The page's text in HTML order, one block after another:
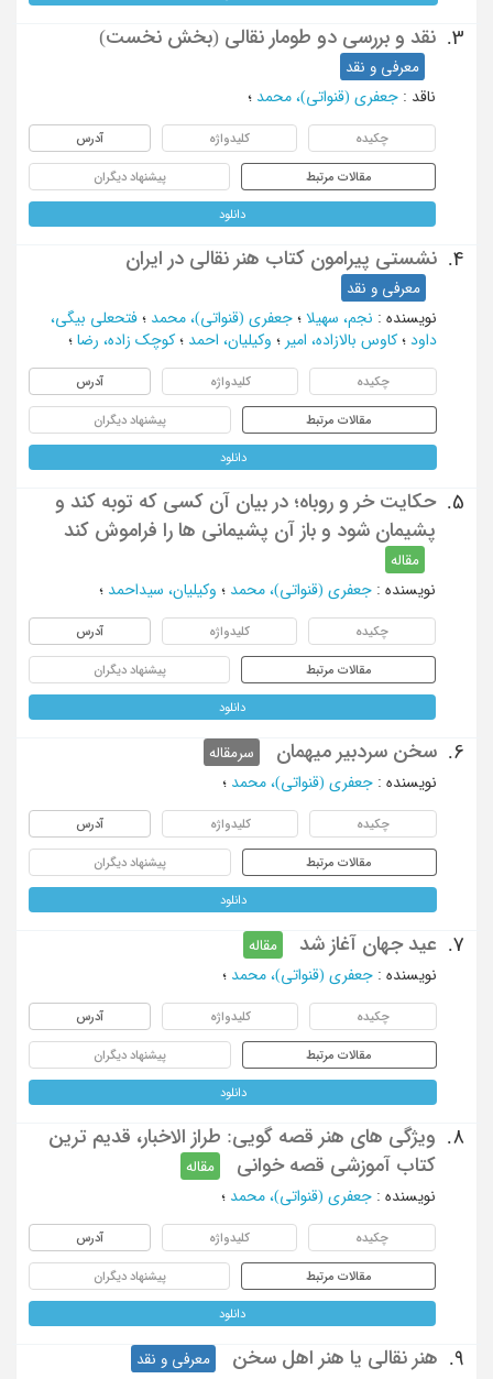
3. نقد و بررسی دو طومار نقالی (بخش نخست)
معرفی و نقد
ناقد : جعفری (قنواتی)، محمد ؛
چکیده کلیدواژه آدرس
مقالات مرتبط پیشنهاد دیگران
دانلود
4. نشستی پیرامون کتاب هنر نقالی در ایران
معرفی و نقد
نویسنده : نجم، سهیلا ؛ جعفری (قنواتی)، محمد ؛ فتحعلی بیگی،
داود ؛ کاوس بالازاده، امیر ؛ وکیلیان، احمد ؛ کوچک زاده، رضا ؛
چکیده کلیدواژه آدرس
مقالات مرتبط پیشنهاد دیگران
دانلود
5.
حکایت خر و روباه؛ در بیان آن کسی که توبه کند و
پشیمان شود و باز آن پشیمانی ها را فراموش کند
مقاله
نویسنده : جعفری (قنواتی)، محمد ؛ وکیلیان، سیداحمد ؛
چکیده کلیدواژه آدرس
مقالات مرتبط پیشنهاد دیگران
دانلود
6. سخن سردبیر میهمان
سرمقاله
نویسنده : جعفری (قنواتی)، محمد ؛
چکیده کلیدواژه آدرس
مقالات مرتبط پیشنهاد دیگران
دانلود
7. عید جهان آغاز شد
مقاله
نویسنده : جعفری (قنواتی)، محمد ؛
چکیده کلیدواژه آدرس
مقالات مرتبط پیشنهاد دیگران
دانلود
8.
ویژگی های هنر قصه گویی: طراز الاخبار، قدیم ترین
کتاب آموزشی قصه خوانی
مقاله
نویسنده : جعفری (قنواتی)، محمد ؛
چکیده کلیدواژه آدرس
مقالات مرتبط پیشنهاد دیگران
دانلود
9. هنر نقالی یا هنر اهل سخن
معرفی و نقد